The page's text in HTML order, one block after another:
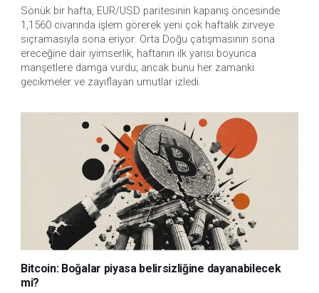
Sönük bir hafta, EUR/USD paritesinin kapanış öncesinde
1,1560 civarında işlem görerek yeni çok haftalık zirveye
sıçramasıyla sona eriyor. Orta Doğu çatışmasının sona
ereceğine dair iyimserlik, haftanın ilk yarısı boyunca
manşetlere damga vurdu; ancak bunu her zamanki
gecikmeler ve zayıflayan umutlar izledi.
Bitcoin: Boğalar piyasa belirsizliğine dayanabilecek
mi?